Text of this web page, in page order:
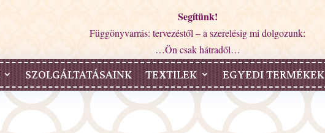
Segítünk!
Függönyvarrás: tervezéstől – a szerelésig mi dolgozunk:
…Ön csak hátradől…
SZOLGÁLTATÁSAINK TEXTILEK EGYEDI TERMÉKEK